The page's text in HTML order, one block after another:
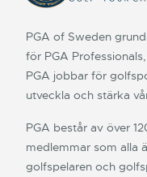
PGA of Sweden
för PGA
PGA jobbar för
utveckla och stärka
PGA består av över
medlemmar som alla
golfspelaren och